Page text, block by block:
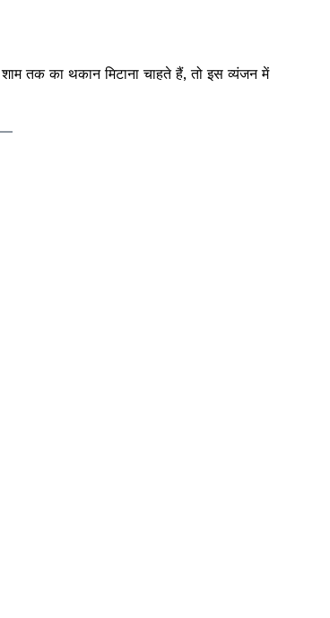
तक का थकान मिटाना चाहते हैं, तो इस व्यंजन में